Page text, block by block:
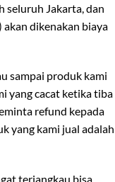
seluruh Jakarta, dan
dikenakan biaya
sampai produk kami
yang cacat ketika tiba
refund kepada
yang kami jual adalah
terjangkau bisa